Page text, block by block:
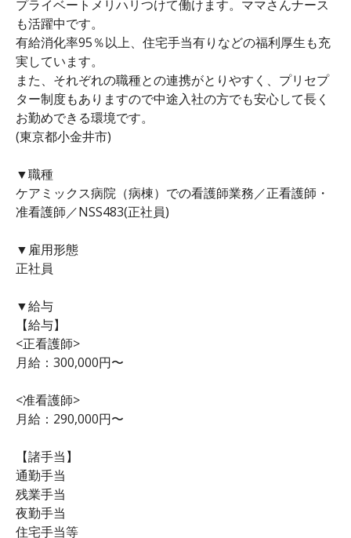
プライベートメリハリつけて働けます。ママさんナース
も活躍中です。
有給消化率95％以上、住宅手当有りなどの福利厚生も充
実しています。
また、それぞれの職種との連携がとりやすく、プリセプ
ター制度もありますので中途入社の方でも安心して長く
お勤めできる環境です。
(東京都小金井市)
▼職種
ケアミックス病院（病棟）での看護師業務／正看護師・
准看護師／NSS483(正社員)
▼雇用形態
正社員
▼給与
【給与】
<正看護師>
月給：300,000円〜
<准看護師>
月給：290,000円〜
【諸手当】
通勤手当
残業手当
夜勤手当
住宅手当等